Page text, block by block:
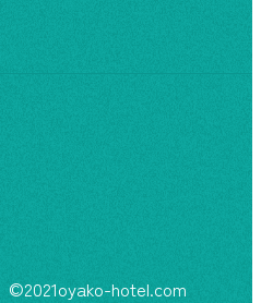
©︎2021oyako-hotel.com